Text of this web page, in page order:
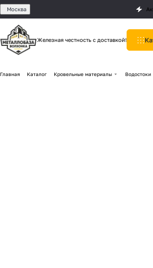
Москва
Железная честность с доставкой!
Главная Каталог Кровельные материалы Водостоки